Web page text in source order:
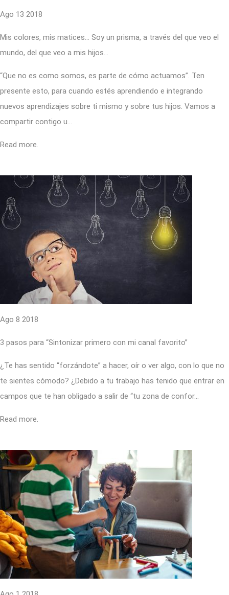
Ago 13 2018
Mis colores, mis matices… Soy un prisma, a través del que veo el
mundo, del que veo a mis hijos…
“Que no es como somos, es parte de cómo actuamos”. Ten
presente esto, para cuando estés aprendiendo e integrando
nuevos aprendizajes sobre ti mismo y sobre tus hijos. Vamos a
compartir contigo u…
Read more.
Ago 8 2018
3 pasos para “Sintonizar primero con mi canal favorito”
¿Te has sentido “forzándote” a hacer, oír o ver algo, con lo que no
te sientes cómodo? ¿Debido a tu trabajo has tenido que entrar en
campos que te han obligado a salir de “tu zona de confor…
Read more.